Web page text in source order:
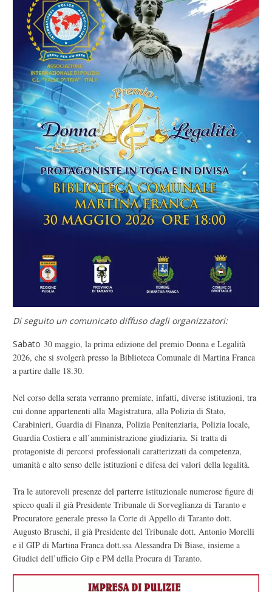
Di seguito un comunicato diffuso dagli organizzatori:
Sabato 30 maggio, la prima edizione del premio Donna e Legalità
2026, che si svolgerà presso la Biblioteca Comunale di Martina Franca
a partire dalle 18.30.
Nel corso della serata verranno premiate, infatti, diverse istituzioni, tra
cui donne appartenenti alla Magistratura, alla Polizia di Stato,
Carabinieri, Guardia di Finanza, Polizia Penitenziaria, Polizia locale,
Guardia Costiera e all’amministrazione giudiziaria. Si tratta di
protagoniste di percorsi professionali caratterizzati da competenza,
umanità e alto senso delle istituzioni e difesa dei valori della legalità.
Tra le autorevoli presenze del parterre istituzionale numerose figure di
spicco quali il già Presidente Tribunale di Sorveglianza di Taranto e
Procuratore generale presso la Corte di Appello di Taranto dott.
Augusto Bruschi, il già Presidente del Tribunale dott. Antonio Morelli
e il GIP di Martina Franca dott.ssa Alessandra Di Biase, insieme a
Giudici dell’ufficio Gip e PM della Procura di Taranto.